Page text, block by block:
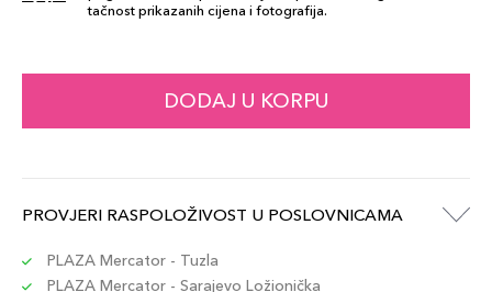
Šifra artikla
26 Mattone
27 Biscotto
8017834882469
71,00 KM
tačnost prikazanih cijena i fotografija.
DODAJ U KORPU
PROVJERI RASPOLOŽIVOST U POSLOVNICAMA
PLAZA Mercator - Tuzla
PLAZA Mercator - Sarajevo Ložionička